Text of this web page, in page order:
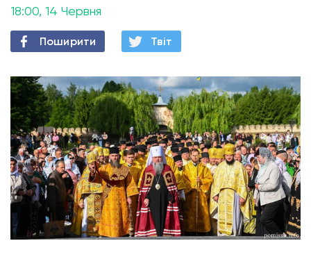
18:00, 14 Червня
Поширити Твiт